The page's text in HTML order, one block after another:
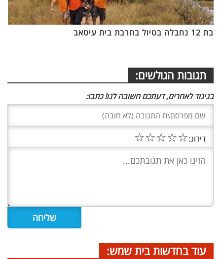
בת 12 נחבלה בטיול בחרבת בית עיטאב
תגובות הגולשים:
בניגוד לאחרים, דעתכם חשובה לנו! כתבו:
דירוג:☆
☆
☆
☆
☆
עוד בחדשות בית שמש: